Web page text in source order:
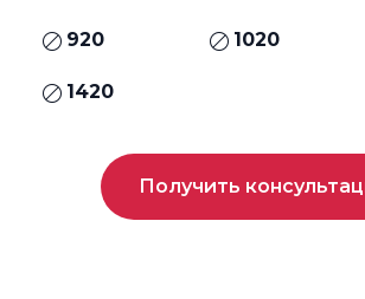
920 1020
1420
Получить